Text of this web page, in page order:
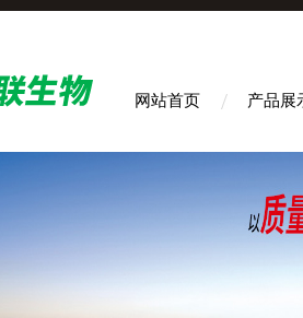
网站首页 产品展